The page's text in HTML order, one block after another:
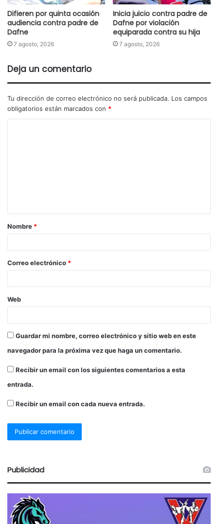
Difieren por quinta ocasión
audiencia contra padre de
Dafne
7 agosto, 2026
Inicia juicio contra padre de
Dafne por violación
equiparada contra su hija
7 agosto, 2026
Deja un comentario
Tu dirección de correo electrónico no será publicada. Los campos
obligatorios están marcados con *
Nombre *
Correo electrónico *
Web
Guardar mi nombre, correo electrónico y sitio web en este
navegador para la próxima vez que haga un comentario.
Recibir un email con los siguientes comentarios a esta
entrada.
Recibir un email con cada nueva entrada.
Publicidad